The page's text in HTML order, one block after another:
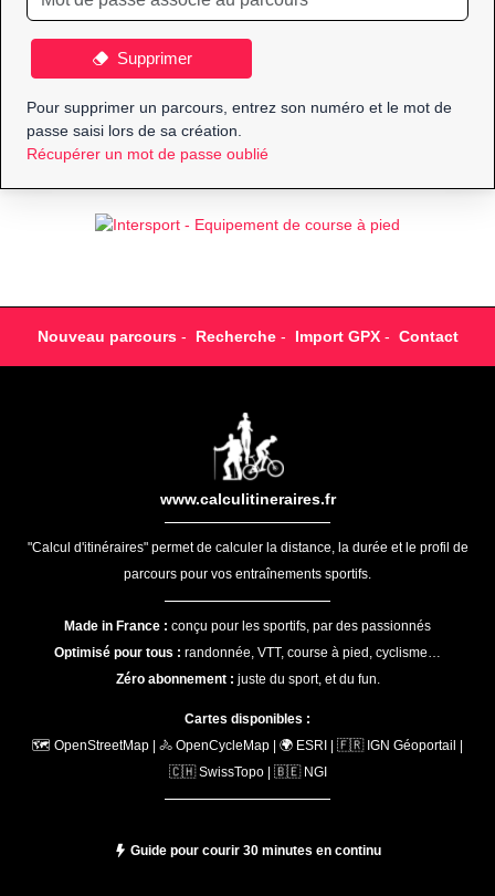
Supprimer
Pour supprimer un parcours, entrez son numéro et le mot de
passe saisi lors de sa création.
Récupérer un mot de passe oublié
Nouveau parcours- Recherche- Import GPX- Contact
www.calculitineraires.fr
"Calcul d'itinéraires" permet de calculer la distance, la durée et le profil de
parcours pour vos entraînements sportifs.
Made in France : conçu pour les sportifs, par des passionnés
Optimisé pour tous : randonnée, VTT, course à pied, cyclisme…
Zéro abonnement : juste du sport, et du fun.
Cartes disponibles :
🗺️ OpenStreetMap | 🚴 OpenCycleMap | 🌍 ESRI | 🇫🇷 IGN Géoportail |
🇨🇭 SwissTopo | 🇧🇪 NGI
Guide pour courir 30 minutes en continu